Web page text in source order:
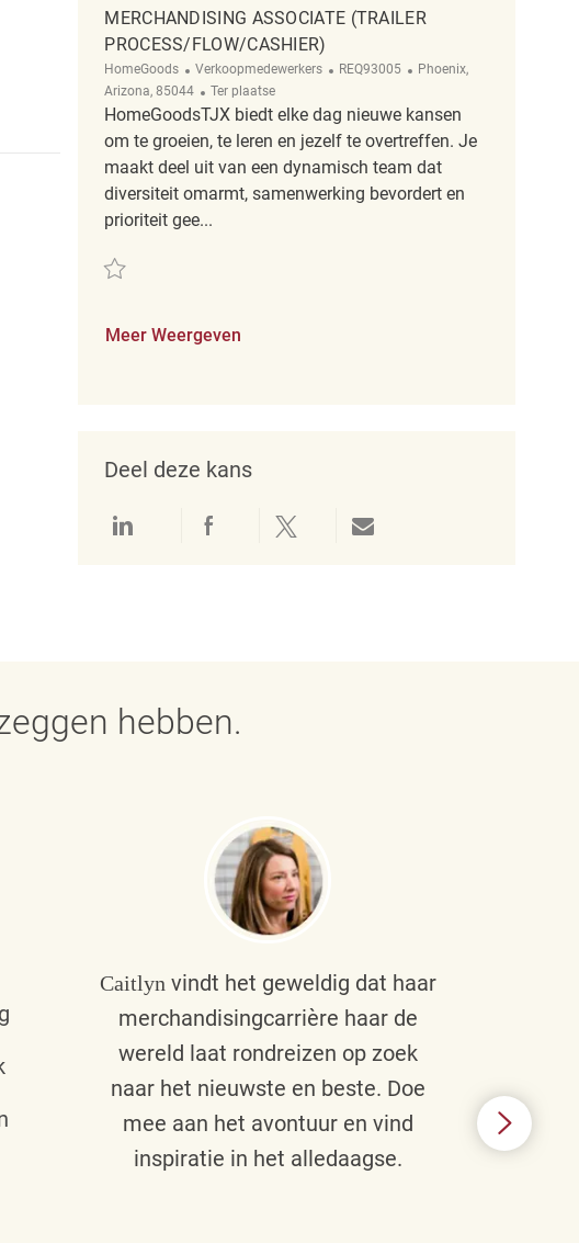
MERCHANDISING ASSOCIATE (TRAILER
PROCESS/FLOW/CASHIER)
HomeGoods Categorie
Verkoopmedewerkers ReqId
REQ93005 Plaats
Phoenix,
Arizona, 85044
Afgelegen
Ter plaatse
HomeGoodsTJX biedt elke dag nieuwe kansen
om te groeien, te leren en jezelf te overtreffen. Je
maakt deel uit van een dynamisch team dat
diversiteit omarmt, samenwerking bevordert en
prioriteit gee...
Redden Merchandising Associate (Trailer Process/Flow/Cashier) REQ93005
Meer Weergeven
Deel deze kans
Delen via LinkedInDelen via Facebook
Delen via twitterDelen via e-mail
hebben.
Caitlyn vindt het geweldig dat haar
merchandisingcarrière haar de
wereld laat rondreizen op zoek
naar het nieuwste en beste. Doe
mee aan het avontuur en vind
inspiratie in het alledaagse.